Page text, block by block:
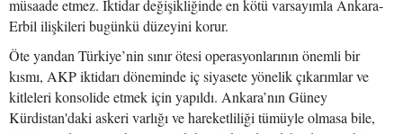
müsaade etmez. İktidar değişikliğinde en kötü varsayımla Ankara-
Erbil ilişkileri bugünkü düzeyini korur.
Öte yandan Türkiye’nin sınır ötesi operasyonlarının önemli bir
kısmı, AKP iktidarı döneminde iç siyasete yönelik çıkarımlar ve
kitleleri konsolide etmek için yapıldı. Ankara’nın Güney
Kürdistan'daki askeri varlığı ve hareketliliği tümüyle olmasa bile,